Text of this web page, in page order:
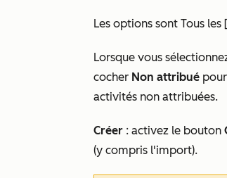
Les options sont Tous les
Lorsque vous
cocher Non attribué
activités non attribuées.
Créer : activez le bouton
(y compris l'import).